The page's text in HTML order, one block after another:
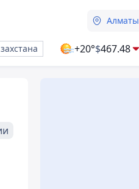
Алматы
+20°$467.48